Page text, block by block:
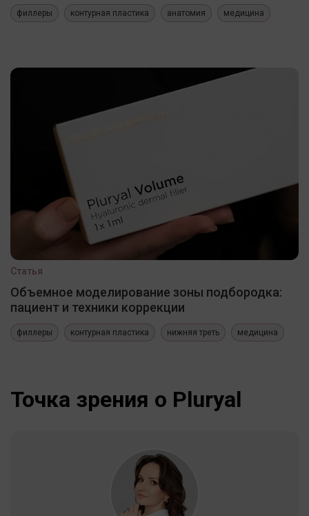
филлеры контурная пластика анатомия медицина
Статья
Объемное моделирование зоны подбородка:
пациент и техники коррекции
филлеры контурная пластика нижняя треть медицина
Точка зрения о Pluryal